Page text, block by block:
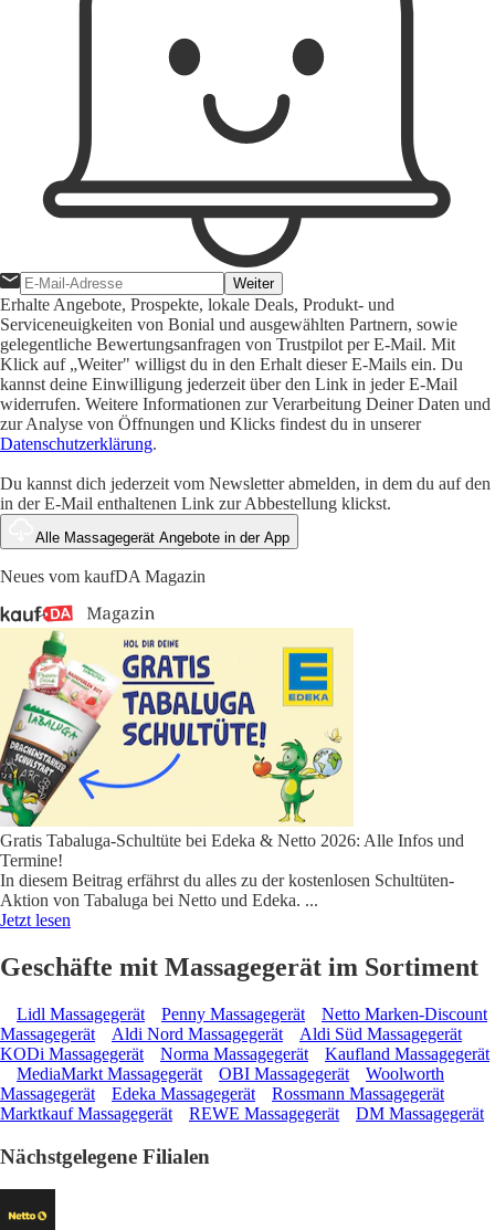
Weiter
Erhalte Angebote, Prospekte, lokale Deals, Produkt- und
Serviceneuigkeiten von Bonial und ausgewählten Partnern, sowie
gelegentliche Bewertungsanfragen von Trustpilot per E-Mail. Mit
Klick auf „Weiter" willigst du in den Erhalt dieser E-Mails ein. Du
kannst deine Einwilligung jederzeit über den Link in jeder E-Mail
widerrufen. Weitere Informationen zur Verarbeitung Deiner Daten und
zur Analyse von Öffnungen und Klicks findest du in unserer
Datenschutzerklärung.
Du kannst dich jederzeit vom Newsletter abmelden, in dem du auf den
in der E-Mail enthaltenen Link zur Abbestellung klickst.
Alle Massagegerät Angebote in der App
Neues vom kaufDA Magazin
Gratis Tabaluga-Schultüte bei Edeka & Netto 2026: Alle Infos und
Termine!
In diesem Beitrag erfährst du alles zu der kostenlosen Schultüten-
Aktion von Tabaluga bei Netto und Edeka. ...
Jetzt lesen
Geschäfte mit Massagegerät im Sortiment
Lidl Massagegerät Penny Massagegerät
Netto Marken-Discount
Massagegerät
Aldi Nord Massagegerät
Aldi Süd Massagegerät
KODi Massagegerät
Norma Massagegerät
Kaufland Massagegerät
MediaMarkt Massagegerät
OBI Massagegerät
Woolworth
Massagegerät
Edeka Massagegerät
Rossmann Massagegerät
Marktkauf Massagegerät
REWE Massagegerät DM Massagegerät
Nächstgelegene Filialen